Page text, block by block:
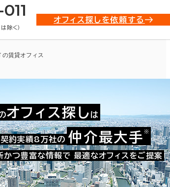
除く）
オフィス探しを依頼する
賃貸オフィス
い合わせ番号：009-41849
オフィス探し は
約実績8万社の 仲介最大手 ※
かつ豊富な情報で 最適なオフィスをご提案